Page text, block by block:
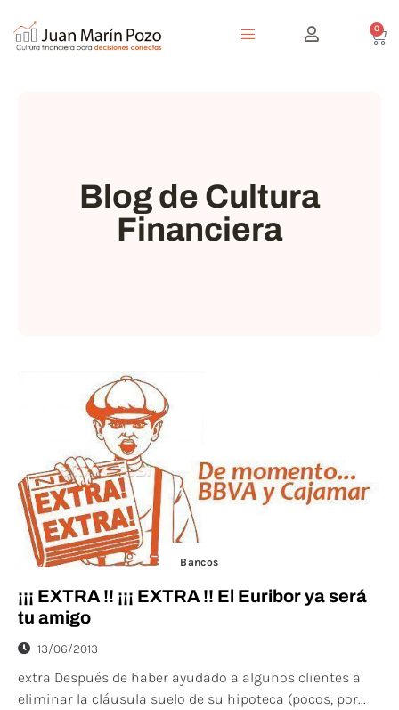
0
Blog de Cultura
Financiera
Bancos
¡¡¡ EXTRA !! ¡¡¡ EXTRA !! El Euribor ya será
tu amigo
13/06/2013
extra Después de haber ayudado a algunos clientes a
eliminar la cláusula suelo de su hipoteca (pocos, por...